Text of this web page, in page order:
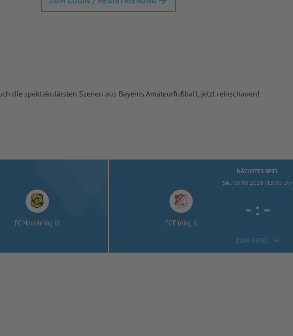
die spektakulärsten Szenen aus Bayerns Amateurfußball, jetzt reinschauen!
FC Moosinning III
NÄCHSTES SPIEL
SA.. 08.08.2026 /13:00 Uhr
FC Finsing II
- : -